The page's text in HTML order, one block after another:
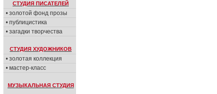
СТУДИЯ ПИСАТЕЛЕЙ
• золотой фонд прозы
• публицистика
• загадки творчества
СТУДИЯ ХУДОЖНИКОВ
• золотая коллекция
• мастер-класс
МУЗЫКАЛЬНАЯ СТУДИЯ